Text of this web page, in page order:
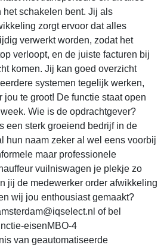
schakelen bent. Jij als
zorgt ervoor dat alles
verwerkt worden, zodat het
verloopt, en de juiste facturen bij
komen. Jij kan goed overzicht
systemen tegelijk werken,
te groot! De functie staat open
Wie is de opdrachtgever?
een sterk groeiend bedrijf in de
hun naam zeker al wel eens voorbij
maar professionele
vuilniswagen je plekje zo
jij de medewerker order afwikkeling
wij jou enthousiast gemaakt?
of bel
eisenMBO-4
van geautomatiseerde